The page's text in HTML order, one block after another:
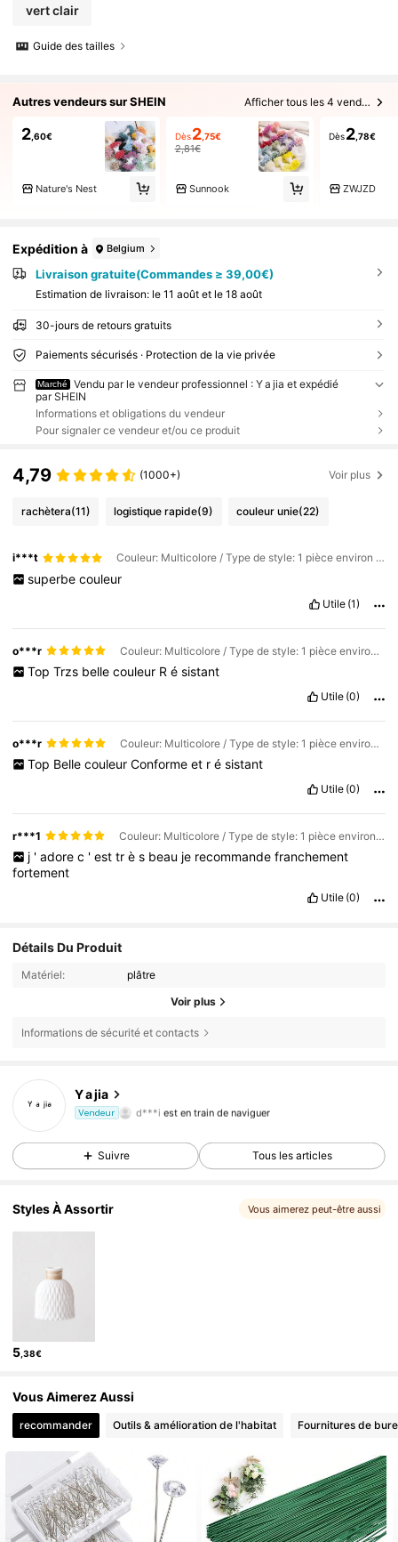
vert clair
Guide des tailles
Autres vendeurs sur SHEIN Afficher tous les 4 vendeurs
2,60€
Nature's Nest
Dès2 ,75€
2,81€
Sunnook
Dès 2 ,78€
ZWJZD
Expédition à Belgium
Livraison gratuite(Commandes ≥ 39,00€)
Estimation de livraison: le 11 août et le 18 août
30-jours de retours gratuits
Paiements sécurisés · Protection de la vie privée
Marché
Vendu par le vendeur professionnel : Y a jia et expédié
par SHEIN
Informations et obligations du vendeur
Pour signaler ce vendeur et/ou ce produit
4,79 (1000+) Voir plus
rachètera(11) logistique rapide(9) couleur unie(22)
i***t Couleur: Multicolore / Type de style: 1 pièce environ [360-400 pièces] / Taille: Couleurs mélangées (couleurs aléatoires)
superbe couleur
Utile (1)
o***r Couleur: Multicolore / Type de style: 1 pièce environ [360-400 pièces] / Taille: rose clair
Top Trzs belle couleur R é sistant
Utile (0)
o***r Couleur: Multicolore / Type de style: 1 pièce environ [360-400 pièces] / Taille: Ivoire
Top Belle couleur Conforme et r é sistant
Utile (0)
r***1 Couleur: Multicolore / Type de style: 1 pièce environ [360-400 pièces] / Taille: orange
j ' adore c ' est tr è s beau je recommande franchement
fortement
Utile (0)
Détails Du Produit
Matériel: plâtre
Voir plus
Informations de sécurité et contacts
Y a jia
Vendeur
d***i est en train de naviguer
1.2K Suiveurs
Suivre Tous les articles
Styles À Assortir Vous aimerez peut-être aussi
5 ,38€
Vous Aimerez Aussi
recommander Outils & amélioration de l'habitat Fournitures de